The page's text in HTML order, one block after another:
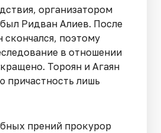
организатором
Ридван Алиев. После
скончался, поэтому
в отношении
Тороян и Агаян
причастность лишь
прений прокурор